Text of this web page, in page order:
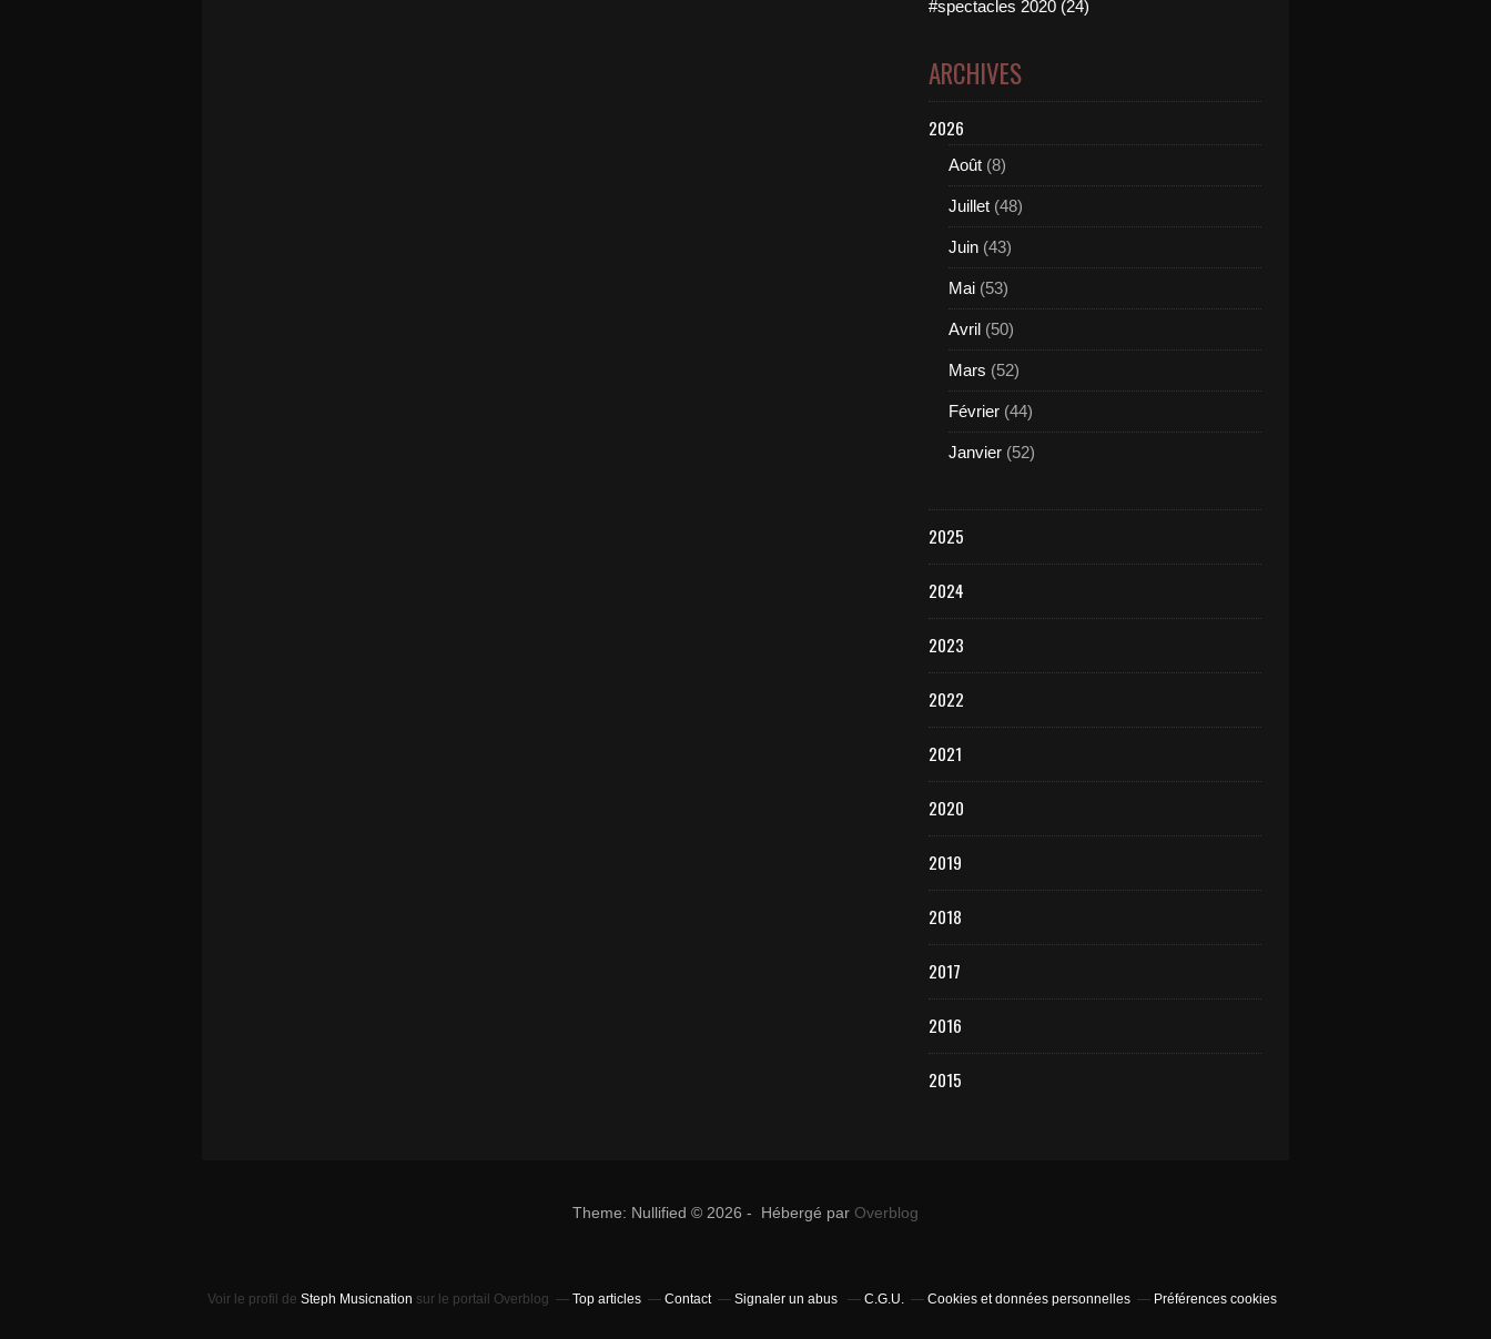
#spectacles 2020 (24)
ARCHIVES
2026
Août (8)
Juillet (48)
Juin (43)
Mai (53)
Avril (50)
Mars (52)
Février (44)
Janvier (52)
2025
2024
2023
2022
2021
2020
2019
2018
2017
2016
2015
Theme: Nullified © 2026 - Hébergé par Overblog
Voir le profil de Steph Musicnation sur le portail Overblog Top articles Contact Signaler un abus C.G.U. Cookies et données personnelles Préférences cookies